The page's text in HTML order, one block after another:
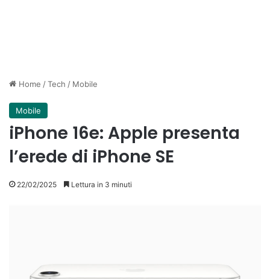
Home /Tech / Mobile
Mobile
iPhone 16e: Apple presenta
l’erede di iPhone SE
22/02/2025 Lettura in 3 minuti